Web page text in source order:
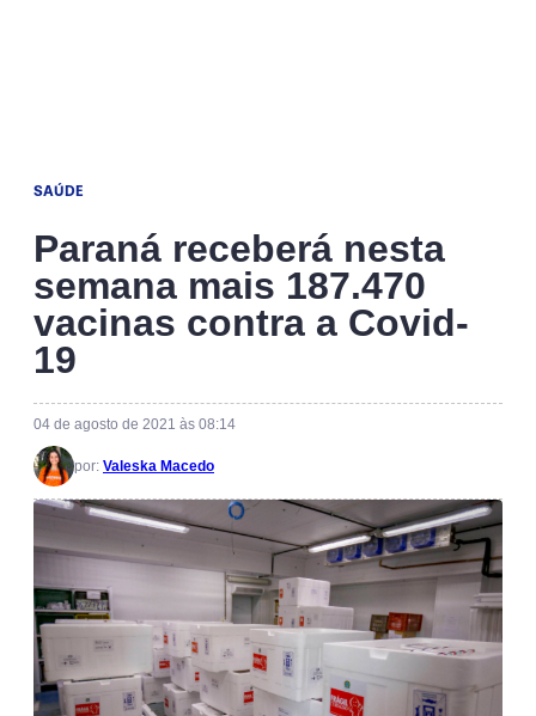
SAÚDE
Paraná receberá nesta
semana mais 187.470
vacinas contra a Covid-
19
04 de agosto de 2021 às 08:14
por: Valeska Macedo